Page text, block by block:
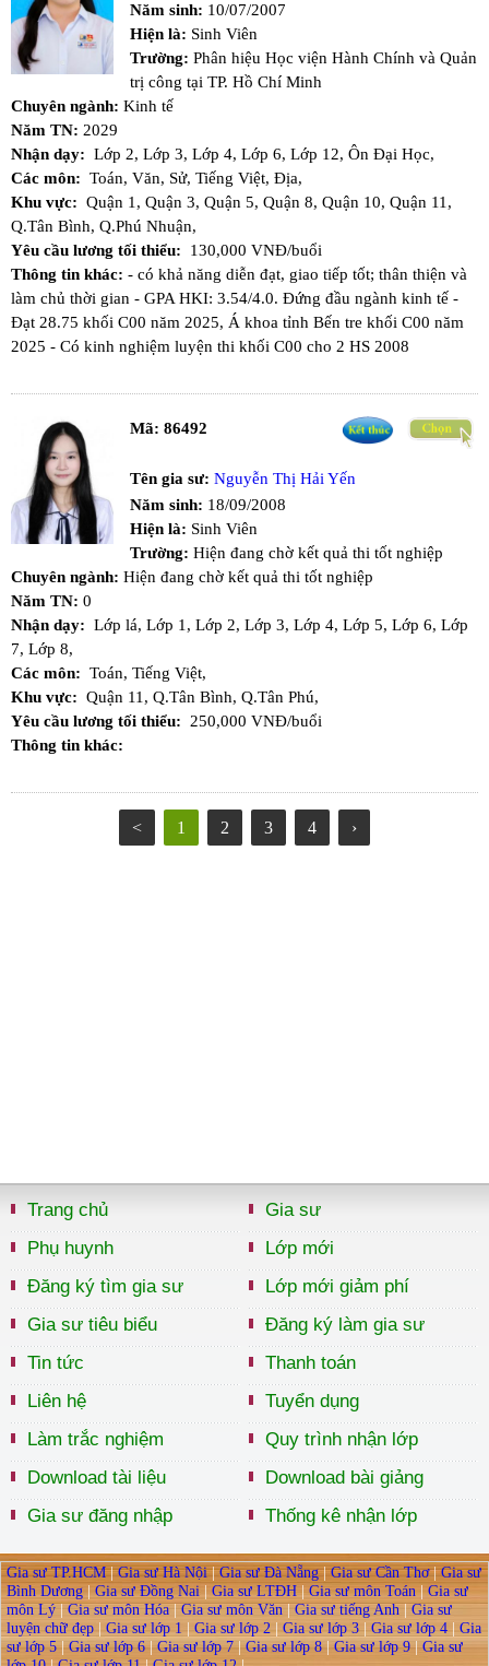
Năm sinh: 10/07/2007
Hiện là: Sinh Viên
Trường: Phân hiệu Học viện Hành Chính và Quản
trị công tại TP. Hồ Chí Minh
Chuyên ngành: Kinh tế
Năm TN: 2029
Nhận dạy: Lớp 2, Lớp 3, Lớp 4, Lớp 6, Lớp 12, Ôn Đại Học,
Các môn: Toán, Văn, Sử, Tiếng Việt, Địa,
Khu vực: Quận 1, Quận 3, Quận 5, Quận 8, Quận 10, Quận 11,
Q.Tân Bình, Q.Phú Nhuận,
Yêu cầu lương tối thiểu:
130,000 VNĐ/buổi
Thông tin khác: - có khả năng diễn đạt, giao tiếp tốt; thân thiện và
làm chủ thời gian - GPA HKI: 3.54/4.0. Đứng đầu ngành kinh tế -
Đạt 28.75 khối C00 năm 2025, Á khoa tỉnh Bến tre khối C00 năm
2025 - Có kinh nghiệm luyện thi khối C00 cho 2 HS 2008
Mã: 86492
Tên gia sư: Nguyễn Thị Hải Yến
Năm sinh: 18/09/2008
Hiện là: Sinh Viên
Trường: Hiện đang chờ kết quả thi tốt nghiệp
Chuyên ngành: Hiện đang chờ kết quả thi tốt nghiệp
Năm TN: 0
Nhận dạy: Lớp lá, Lớp 1, Lớp 2, Lớp 3, Lớp 4, Lớp 5, Lớp 6, Lớp
7, Lớp 8,
Các môn: Toán, Tiếng Việt,
Khu vực: Quận 11, Q.Tân Bình, Q.Tân Phú,
Yêu cầu lương tối thiểu:
250,000 VNĐ/buổi
Thông tin khác:
< 1 2 3 4 ›
Trang chủ
Phụ huynh
Đăng ký tìm gia sư
Gia sư tiêu biểu
Tin tức
Liên hệ
Làm trắc nghiệm
Download tài liệu
Gia sư đăng nhập
Gia sư
Lớp mới
Lớp mới giảm phí
Đăng ký làm gia sư
Thanh toán
Tuyển dụng
Quy trình nhận lớp
Download bài giảng
Thống kê nhận lớp
Gia sư TP.HCM|Gia sư Hà Nội|Gia sư Đà Nẵng|Gia sư Cần Thơ|Gia sư
Bình Dương | Gia sư Đồng Nai | Gia sư LTĐH | Gia sư môn Toán | Gia sư
môn Lý|Gia sư môn Hóa|Gia sư môn Văn|Gia sư tiếng Anh|Gia sư
luyện chữ đẹp | Gia sư lớp 1 | Gia sư lớp 2 | Gia sư lớp 3 | Gia sư lớp 4 | Gia
sư lớp 5|Gia sư lớp 6|Gia sư lớp 7|Gia sư lớp 8|Gia sư lớp 9|Gia sư